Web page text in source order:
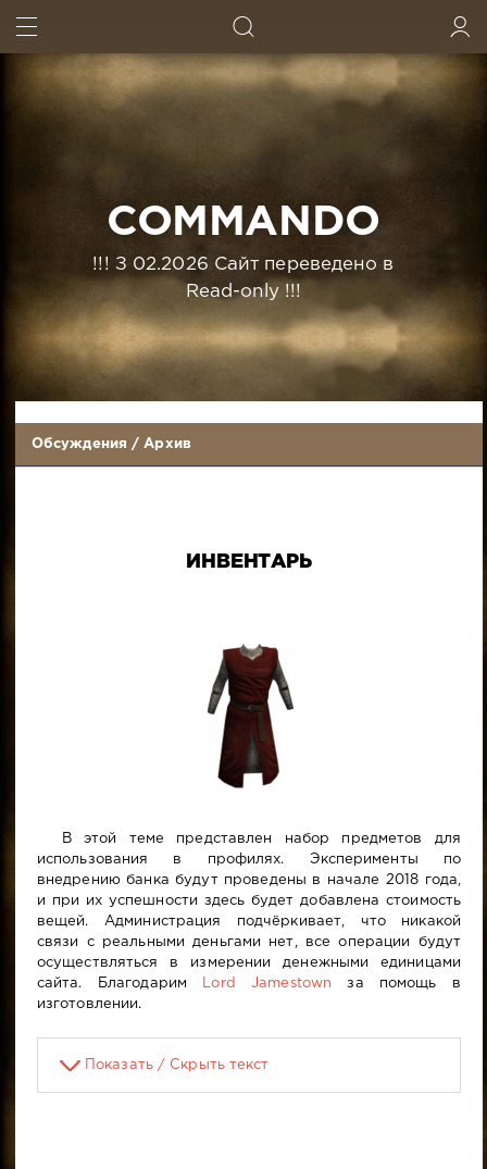
COMMANDO
!!! З 02.2026 Сайт переведено в
Read-only !!!
Обсуждения / Архив
ИНВЕНТАРЬ
В этой теме представлен набор предметов для
использования в профилях. Эксперименты по
внедрению банка будут проведены в начале 2018 года,
и при их успешности здесь будет добавлена стоимость
вещей. Администрация подчёркивает, что никакой
связи с реальными деньгами нет, все операции будут
осуществляться в измерении денежными единицами
сайта. Благодарим ​
Lord Jamestown ​​​ за помощь в
изготовлении.
Показать / Скрыть текст